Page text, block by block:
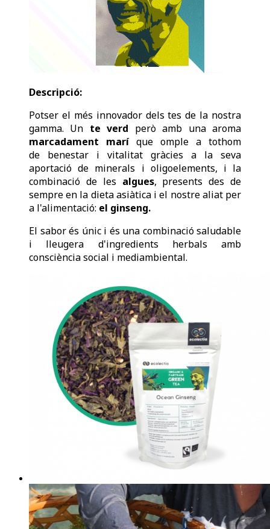
Descripció:
Potser el més innovador dels tes de la nostra
gamma. Un te verd però amb una aroma
marcadament maríque omple a tothom
de benestar i vitalitat gràcies a la seva
aportació de minerals i oligoelements, i la
combinació de les algues, presents des de
sempre en la dieta asiàtica i el nostre aliat per
a l'alimentació: el ginseng.
El sabor és únic i és una combinació saludable
i lleugera d'ingredients herbals amb
consciència social i mediambiental.